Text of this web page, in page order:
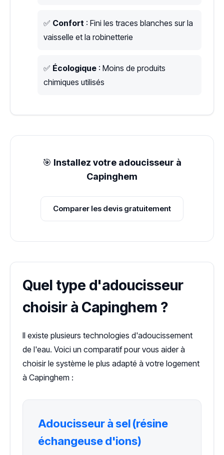
✅ Confort : Fini les traces blanches sur la
vaisselle et la robinetterie
✅ Écologique : Moins de produits
chimiques utilisés
🎯 Installez votre adoucisseur à
Capinghem
Comparer les devis gratuitement
Quel type d'adoucisseur
choisir à Capinghem ?
Il existe plusieurs technologies d'adoucissement
de l'eau. Voici un comparatif pour vous aider à
choisir le système le plus adapté à votre logement
à Capinghem :
Adoucisseur à sel (résine
échangeuse d'ions)